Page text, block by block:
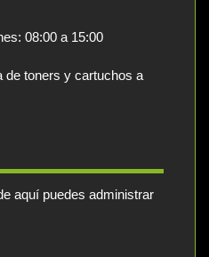
08:00 a 15:00
de toners y cartuchos a
aquí puedes administrar